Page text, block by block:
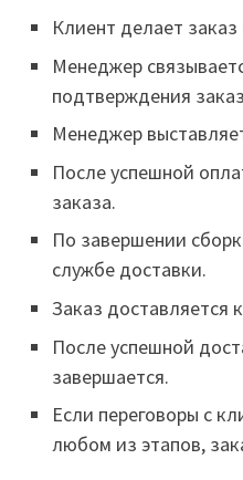
Клиент делает заказ
Менеджер
подтверждения
Менеджер
После успешной
заказа.
По завершении
службе доставки.
Заказ доставляется
После успешной
завершается.
Если переговоры с
любом из этапов,